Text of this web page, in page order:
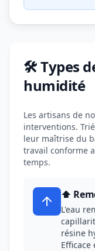
🛠️ Types
humidité
Les artisans de
interventions.
leur maîtrise du
travail conforme
temps.
⬆️
L'eau
résine
Efficace